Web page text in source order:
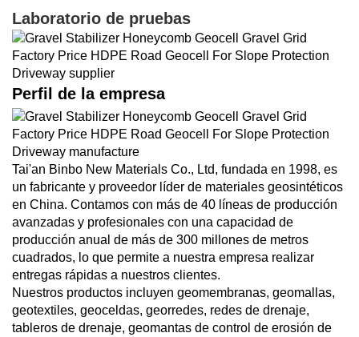
Laboratorio de pruebas
Perfil de la empresa
Tai'an Binbo New Materials Co., Ltd, fundada en 1998, es
un fabricante y proveedor líder de materiales geosintéticos
en China. Contamos con más de 40 líneas de producción
avanzadas y profesionales con una capacidad de
producción anual de más de 300 millones de metros
cuadrados, lo que permite a nuestra empresa realizar
entregas rápidas a nuestros clientes.
Nuestros productos incluyen geomembranas, geomallas,
geotextiles, geoceldas, georredes, redes de drenaje,
tableros de drenaje, geomantas de control de erosión de